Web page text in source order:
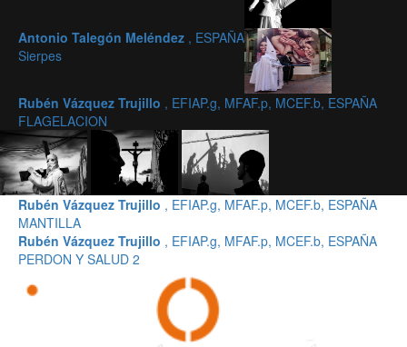
Antonio Talegón Meléndez , ESPAÑA
Sierpes
Rubén Vázquez Trujillo , EFIAP.g, MFAF.p, MCEF.b, ESPAÑA
FLAGELACION
Rubén Vázquez Trujillo , EFIAP.g, MFAF.p, MCEF.b, ESPAÑA
MANTILLA
Rubén Vázquez Trujillo , EFIAP.g, MFAF.p, MCEF.b, ESPAÑA
PERDON Y SALUD 2